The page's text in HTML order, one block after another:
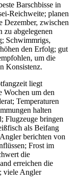
Barschbisse in
Reichweite; planen
Dezember, zwischen
zu abgelegenen
Schwimmrigs,
den Erfolg; gut
um die
Konsistenz.
liegt
Wochen um den
Temperaturen
halten
Flugzeuge bringen
als Beifang
berichten von
Frost im
die
erreichen die
viele Angler